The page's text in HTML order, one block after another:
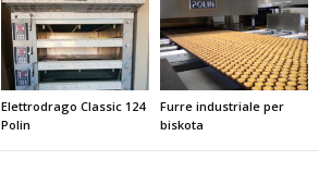
Elettrodrago Classic 124
Polin
Furre industriale per
biskota